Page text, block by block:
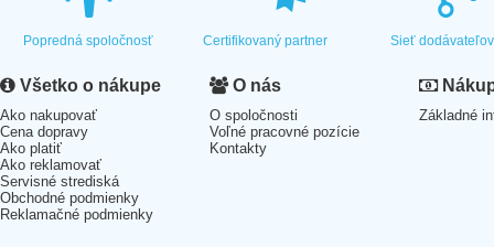
Popredná spoločnosť Certifikovaný partner Sieť dodávateľov
Všetko o nákupe
Ako nakupovať
Cena dopravy
Ako platiť
Ako reklamovať
Servisné strediská
Obchodné podmienky
Reklamačné podmienky
O nás
O spoločnosti
Voľné pracovné pozície
Kontakty
Základné